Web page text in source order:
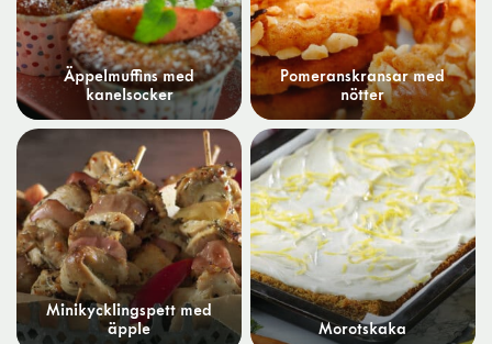
Äppelmuffins med
kanelsocker
Pomeranskransar med
nötter
Minikycklingspett med
äpple
Morotskaka